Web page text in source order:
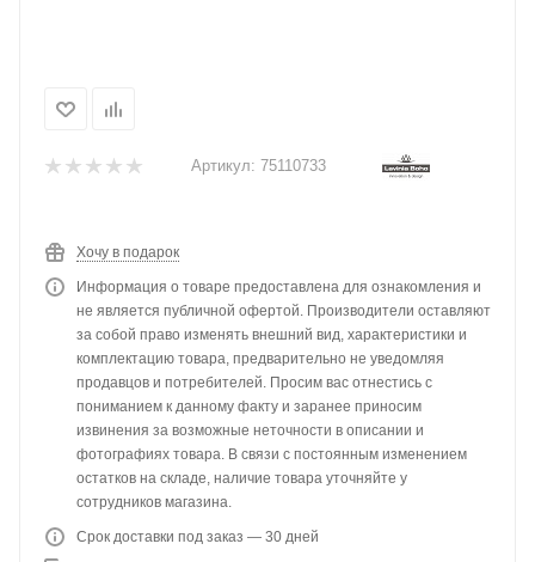
Артикул: 75110733
Хочу в подарок
Информация о товаре предоставлена для ознакомления и
не является публичной офертой. Производители оставляют
за собой право изменять внешний вид, характеристики и
комплектацию товара, предварительно не уведомляя
продавцов и потребителей. Просим вас отнестись с
пониманием к данному факту и заранее приносим
извинения за возможные неточности в описании и
фотографиях товара. В связи с постоянным изменением
остатков на складе, наличие товара уточняйте у
сотрудников магазина.
Срок доставки под заказ — 30 дней